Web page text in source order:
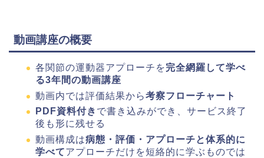
動画講座の概要
各関節の運動器アプローチを完全網羅して学べ
る3年間の動画講座
動画内では評価結果から考察フローチャート
PDF資料付き で書き込みができ、サービス終了
後も形に残せる
動画構成は病態・評価・アプローチと体系的に
学べてアプローチだけを短絡的に学ぶものでは